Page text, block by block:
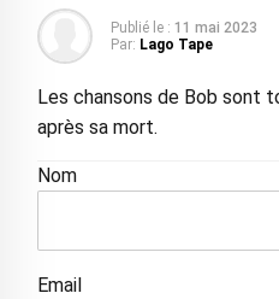
Publié le : 11 mai 2023
Par: Lago Tape
Les chansons de Bob sont
après sa mort.
Nom
Email